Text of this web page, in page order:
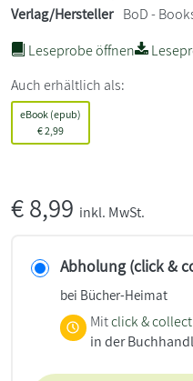
Verlag/Hersteller BoD -
Leseprobe öffnen
Auch erhältlich als:
eBook (epub)
€2,99
€8,99 inkl. MwSt.
Abholung (click &
bei Bücher-Heimat
Mitclick & collect
in der